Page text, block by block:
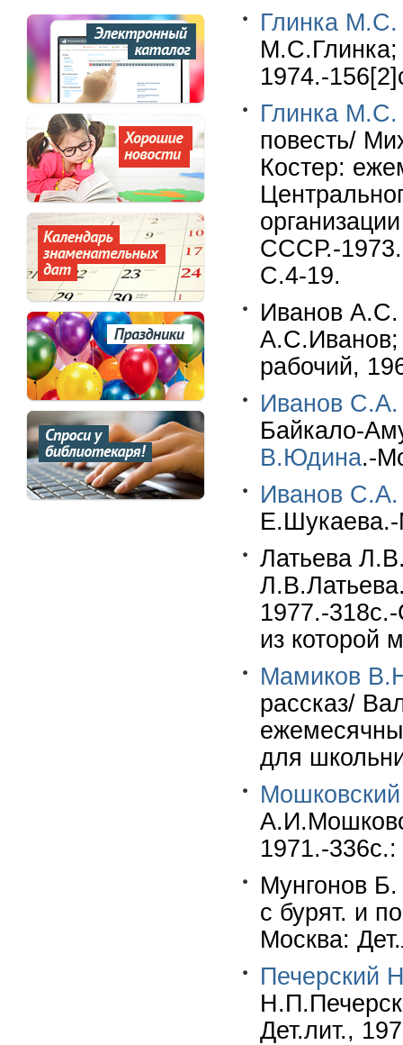
Глинка М.С.
М.С.Глинка;
1974.-
Глинка М.С.
повесть/
Костер:
СССР.-
С.4-19.
Иванов А.С.
рабочий,
Иванов С.А.
Байкало-
В.Юдина.-
Иванов С.А.
Латьева
1977.-
из которой
Мамиков
рассказ/
для
1971.-
Мунгонов
с бурят. и
Москва:
Печерский
Дет.лит.,